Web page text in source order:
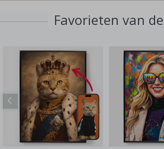
Favorieten van